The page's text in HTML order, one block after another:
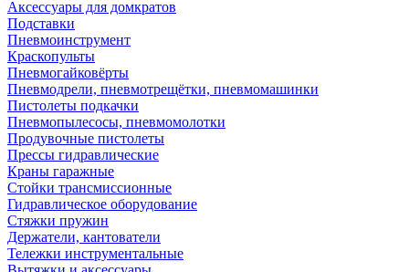
Аксессуары для домкратов
Подставки
Пневмоинструмент
Краскопульты
Пневмогайковёрты
Пневмодрели, пневмотрещётки, пневмомашинки
Пистолеты подкачки
Пневмопылесосы, пневмомолотки
Продувочные пистолеты
Прессы гидравлические
Краны гаражные
Стойки трансмиссионные
Гидравлическое оборудование
Стяжки пружин
Держатели, кантователи
Тележки инструментальные